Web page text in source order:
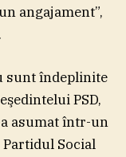
angajament”,
sunt îndeplinite
PSD,
asumat într-un
Social